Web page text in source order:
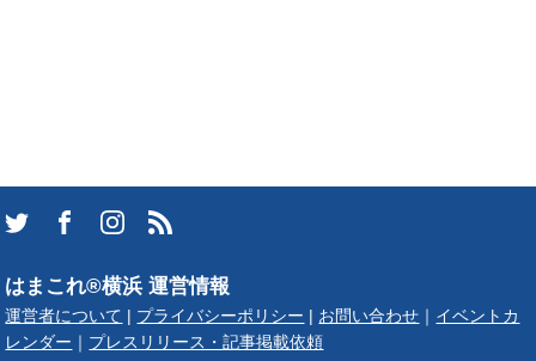
はまこれ®横浜 運営情報
運営者について プライバシーポリシー お問い合わせ
イベントカ
レンダー
プレスリリース・記事掲載依頼